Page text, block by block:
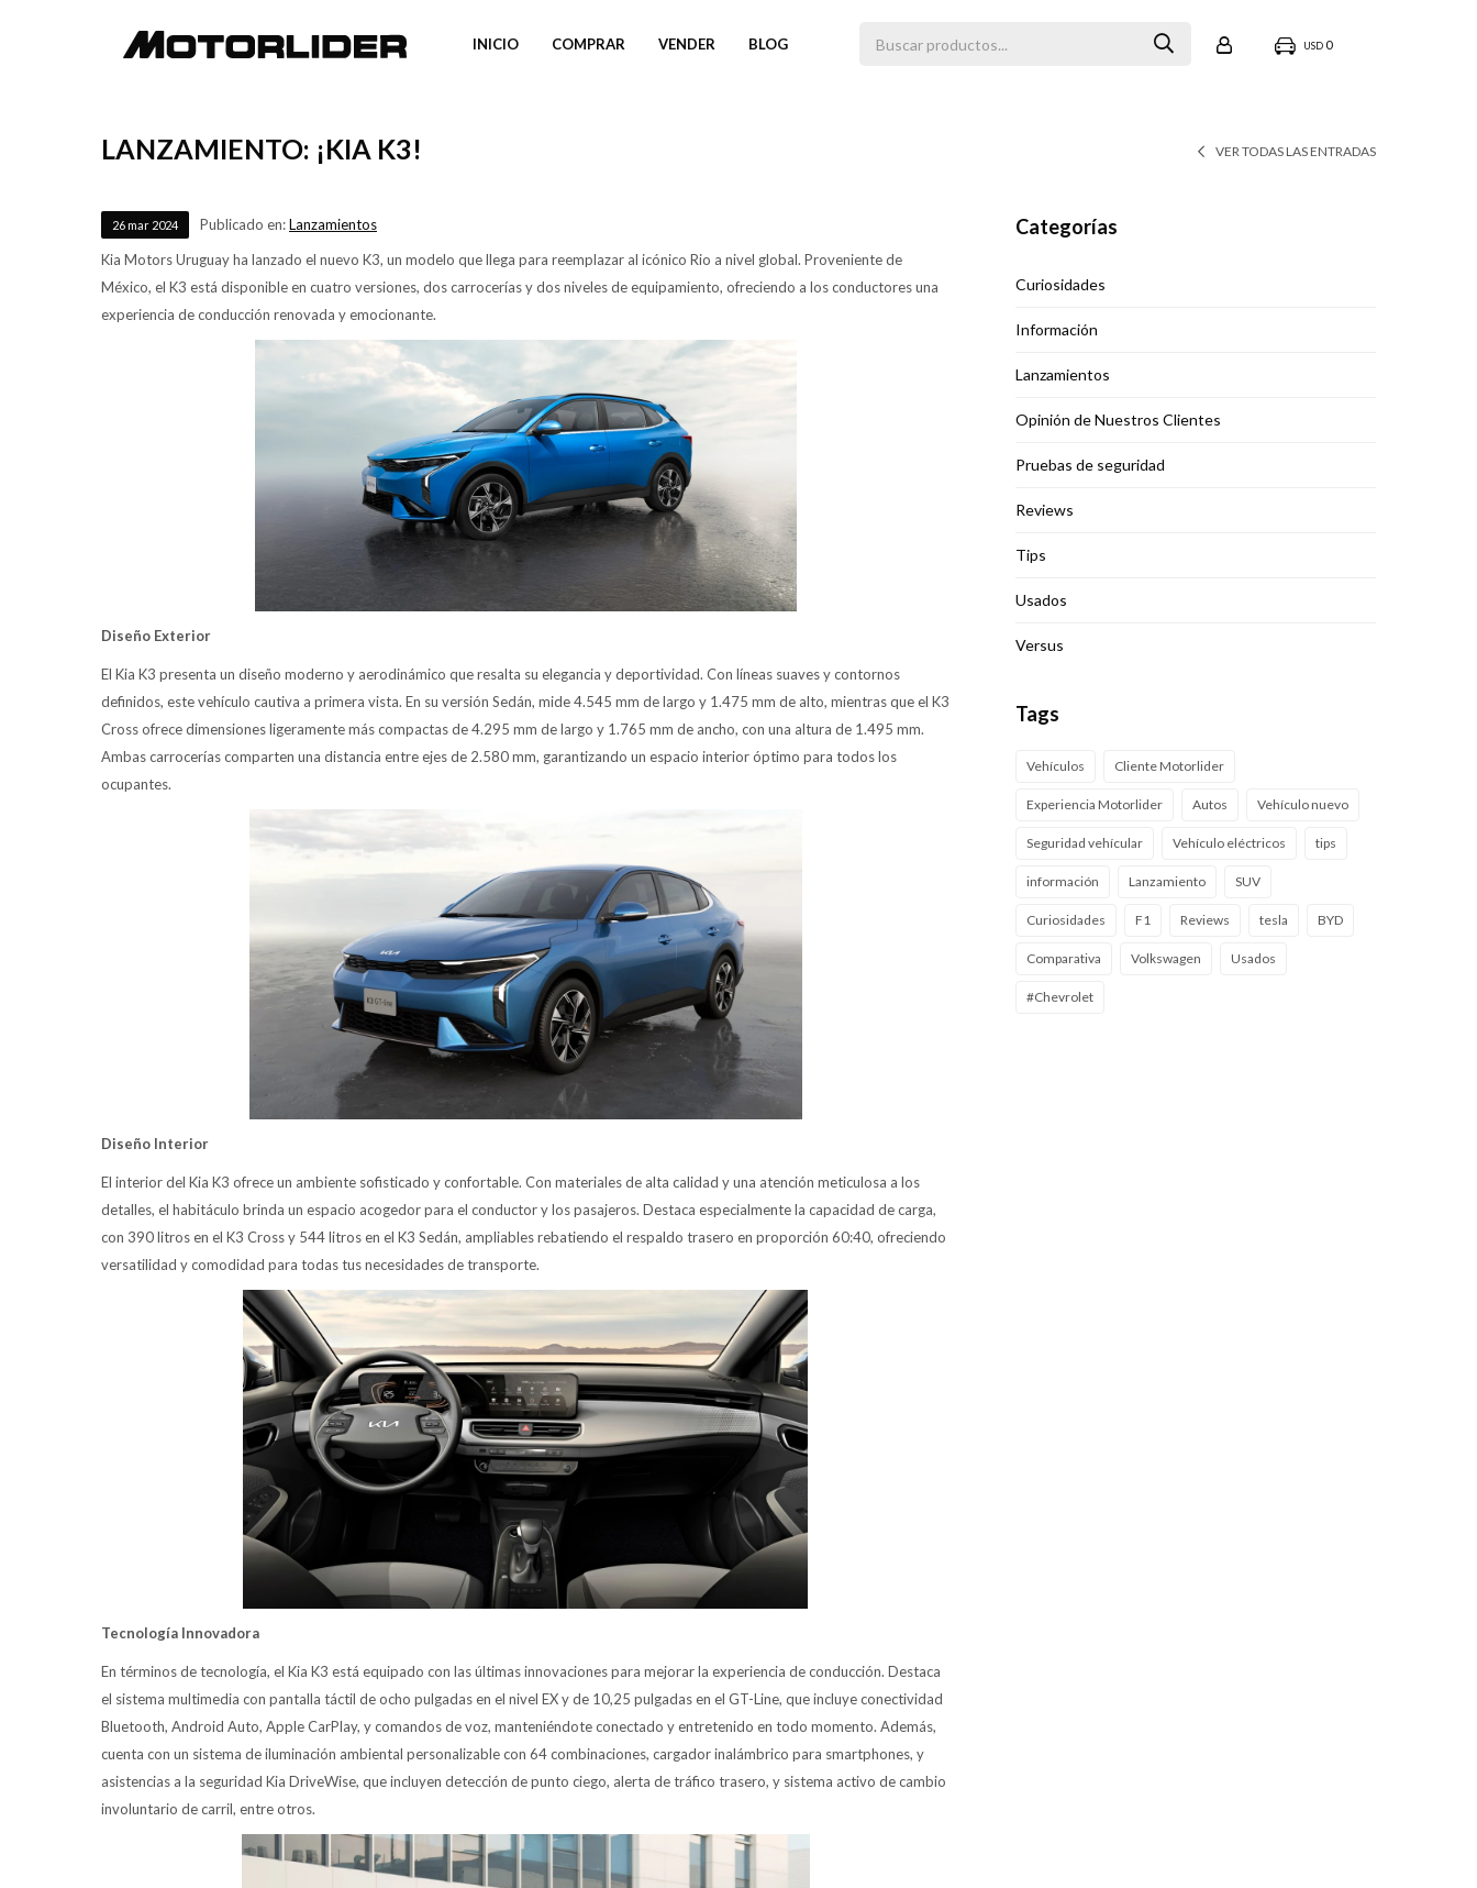
INICIO COMPRAR VENDER BLOG USD 0
LANZAMIENTO: ¡KIA K3! VER TODAS LAS ENTRADAS
26 mar 2024 Publicado en:Lanzamientos
Kia Motors Uruguay ha lanzado el nuevo K3, un modelo que llega para reemplazar al icónico Rio a nivel global. Proveniente de
México, el K3 está disponible en cuatro versiones, dos carrocerías y dos niveles de equipamiento, ofreciendo a los conductores una
experiencia de conducción renovada y emocionante.
Diseño Exterior
El Kia K3 presenta un diseño moderno y aerodinámico que resalta su elegancia y deportividad. Con líneas suaves y contornos
definidos, este vehículo cautiva a primera vista. En su versión Sedán, mide 4.545 mm de largo y 1.475 mm de alto, mientras que el K3
Cross ofrece dimensiones ligeramente más compactas de 4.295 mm de largo y 1.765 mm de ancho, con una altura de 1.495 mm.
Ambas carrocerías comparten una distancia entre ejes de 2.580 mm, garantizando un espacio interior óptimo para todos los
ocupantes.
Diseño Interior
El interior del Kia K3 ofrece un ambiente sofisticado y confortable. Con materiales de alta calidad y una atención meticulosa a los
detalles, el habitáculo brinda un espacio acogedor para el conductor y los pasajeros. Destaca especialmente la capacidad de carga,
con 390 litros en el K3 Cross y 544 litros en el K3 Sedán, ampliables rebatiendo el respaldo trasero en proporción 60:40, ofreciendo
versatilidad y comodidad para todas tus necesidades de transporte.
Tecnología Innovadora
En términos de tecnología, el Kia K3 está equipado con las últimas innovaciones para mejorar la experiencia de conducción. Destaca
el sistema multimedia con pantalla táctil de ocho pulgadas en el nivel EX y de 10,25 pulgadas en el GT-Line, que incluye conectividad
Bluetooth, Android Auto, Apple CarPlay, y comandos de voz, manteniéndote conectado y entretenido en todo momento. Además,
cuenta con un sistema de iluminación ambiental personalizable con 64 combinaciones, cargador inalámbrico para smartphones, y
asistencias a la seguridad Kia DriveWise, que incluyen detección de punto ciego, alerta de tráfico trasero, y sistema activo de cambio
involuntario de carril, entre otros.
Categorías
Curiosidades
Información
Lanzamientos
Opinión de Nuestros Clientes
Pruebas de seguridad
Reviews
Tips
Usados
Versus
Tags
Vehículos Cliente Motorlider
Experiencia Motorlider Autos Vehículo nuevo
Seguridad vehícular Vehículo eléctricos tips
información Lanzamiento SUV
Curiosidades F1 Reviews tesla BYD
Comparativa Volkswagen Usados
#Chevrolet